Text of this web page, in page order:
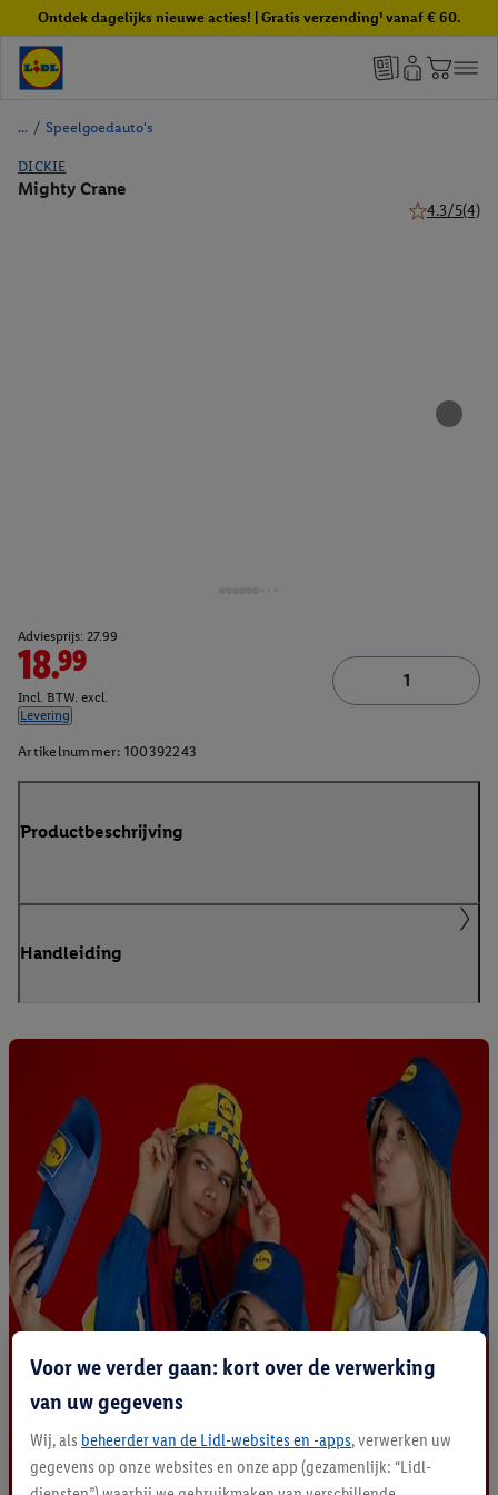
Ontdek dagelijks nieuwe acties! | Gratis verzending¹ vanaf € 60.
/ Speelgoedauto's
DICKIE
Mighty Crane
4.3/5(4)
Adviesprijs: 27.99
18.99
Incl. BTW. excl.
Levering
Artikelnummer: 100392243
Productbeschrijving
Handleiding
Voor we verder gaan: kort over de verwerking
van uw gegevens
Wij, als beheerder van de Lidl-websites en -apps, verwerken uw
gegevens op onze websites en onze app (gezamenlijk: “Lidl-